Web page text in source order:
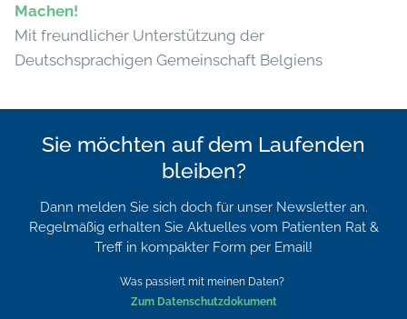
Machen!
Mit freundlicher Unterstützung der
Deutschsprachigen Gemeinschaft Belgiens
Sie möchten auf dem Laufenden
bleiben?
Dann melden Sie sich doch für unser Newsletter an.
Regelmäßig erhalten Sie Aktuelles vom Patienten Rat &
Treff in kompakter Form per Email!
Was passiert mit meinen Daten?
Zum Datenschutzdokument